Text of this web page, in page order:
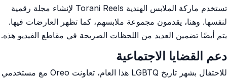
تستخدم ماركة الملابس الهندية Torani Reels لإنشاء مجلة رقمية
لنفسها. وهنا، يقدمون مجموعة ملابسهم، كما تظهر العارضات فيها.
يتم أيضًا تضمين العديد من اللحظات الصريحة في مقاطع الفيديو هذه.
دعم القضايا الاجتماعية
للاحتفال بشهر تاريخ LGBTQ هذا العام، تعاونت Oreo مع مستخدمي